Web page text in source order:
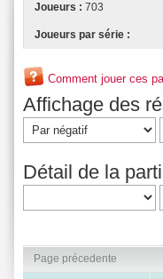
Joueurs : 703
Joueurs par série :
Comment jouer ces
Affichage des
Détail de la
Page précedente